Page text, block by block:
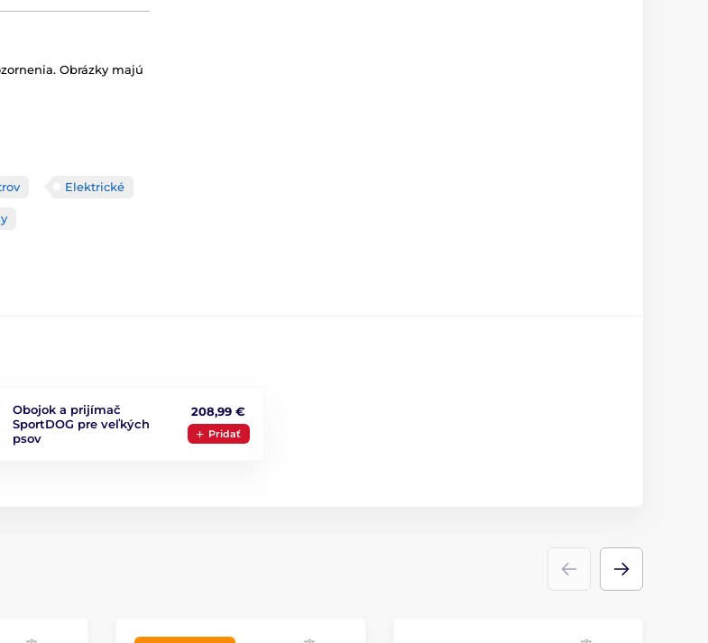
Obrázky majú
Elektrické
Obojok a prijímač
SportDOG pre veľkých
psov
208,99 €
Pridať